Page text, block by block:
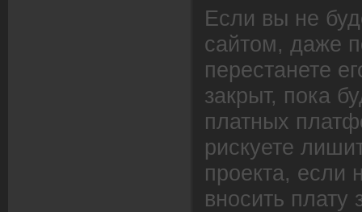
Если вы не
сайтом, даже
перестанете
закрыт, пока
платных
рискуете
проекта, если
вносить плату